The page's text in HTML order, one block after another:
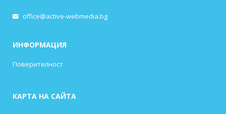
office@active-webmedia.bg
ИНФОРМАЦИЯ
Поверителност
КАРТА НА САЙТА